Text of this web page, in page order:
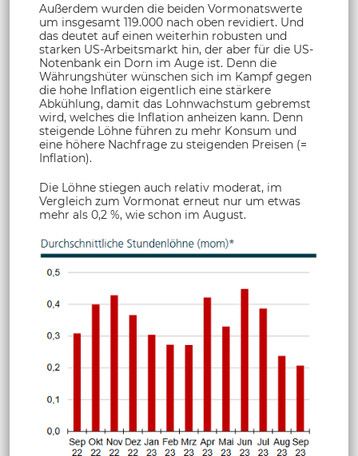
Außerdem wurden die beiden Vormonatswerte
um insgesamt 119.000 nach oben revidiert. Und
das deutet auf einen weiterhin robusten und
starken US-Arbeitsmarkt hin, der aber für die US-
Notenbank ein Dorn im Auge ist. Denn die
Währungshüter wünschen sich im Kampf gegen
die hohe Inflation eigentlich eine stärkere
Abkühlung, damit das Lohnwachstum gebremst
wird, welches die Inflation anheizen kann. Denn
steigende Löhne führen zu mehr Konsum und
eine höhere Nachfrage zu steigenden Preisen (=
Inflation).
Die Löhne stiegen auch relativ moderat, im
Vergleich zum Vormonat erneut nur um etwas
mehr als 0,2 %, wie schon im August.